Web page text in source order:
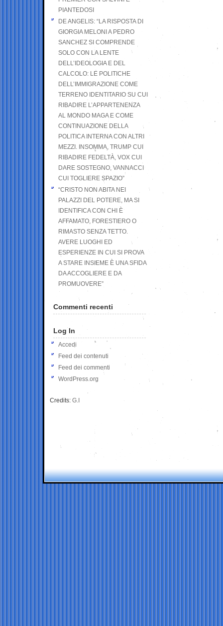
PIANTEDOSI
DE ANGELIS: “LA RISPOSTA DI
GIORGIA MELONI A PEDRO
SANCHEZ SI COMPRENDE
SOLO CON LA LENTE
DELL’IDEOLOGIA E DEL
CALCOLO: LE POLITICHE
DELL’IMMIGRAZIONE COME
TERRENO IDENTITARIO SU CUI
RIBADIRE L’APPARTENENZA
AL MONDO MAGA E COME
CONTINUAZIONE DELLA
POLITICA INTERNA CON ALTRI
MEZZI. INSOMMA, TRUMP CUI
RIBADIRE FEDELTÀ, VOX CUI
DARE SOSTEGNO, VANNACCI
CUI TOGLIERE SPAZIO”
“CRISTO NON ABITA NEI
PALAZZI DEL POTERE, MA SI
IDENTIFICA CON CHI È
AFFAMATO, FORESTIERO O
RIMASTO SENZA TETTO.
AVERE LUOGHI ED
ESPERIENZE IN CUI SI PROVA
A STARE INSIEME È UNA SFIDA
DA ACCOGLIERE E DA
PROMUOVERE”
Commenti recenti
Log In
Accedi
Feed dei contenuti
Feed dei commenti
WordPress.org
Credits: G.I